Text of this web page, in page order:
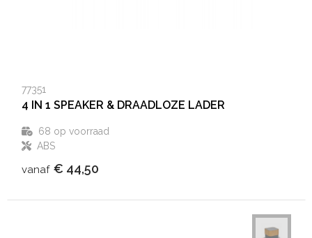
77351
4 IN 1 SPEAKER & DRAADLOZE LADER
68 op voorraad
ABS
vanaf € 44,50